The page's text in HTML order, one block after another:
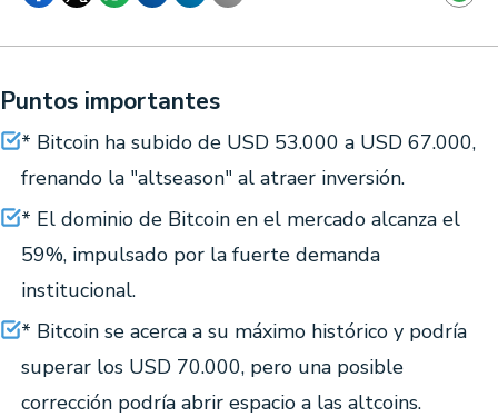
Puntos importantes
* Bitcoin ha subido de USD 53.000 a USD 67.000,
frenando la "altseason" al atraer inversión.
* El dominio de Bitcoin en el mercado alcanza el
59%, impulsado por la fuerte demanda
institucional.
* Bitcoin se acerca a su máximo histórico y podría
superar los USD 70.000, pero una posible
corrección podría abrir espacio a las altcoins.